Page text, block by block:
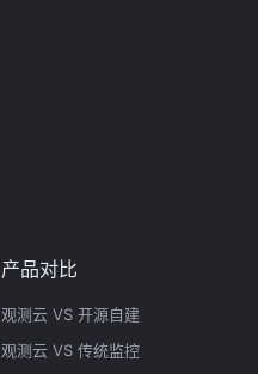
产品对比
观测云 VS 开源自建
观测云 VS 传统监控